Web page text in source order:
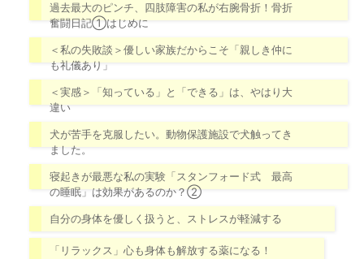
過去最大のピンチ、四肢障害の私が右腕骨折！骨折
奮闘日記①はじめに
＜私の失敗談＞優しい家族だからこそ「親しき仲に
も礼儀あり」
＜実感＞「知っている」と「できる」は、やはり大
違い
犬が苦手を克服したい。動物保護施設で犬触ってき
ました。
寝起きが最悪な私の実験「スタンフォード式 最高
の睡眠」は効果があるのか？②
自分の身体を優しく扱うと、ストレスが軽減する
「リラックス」心も身体も解放する薬になる！